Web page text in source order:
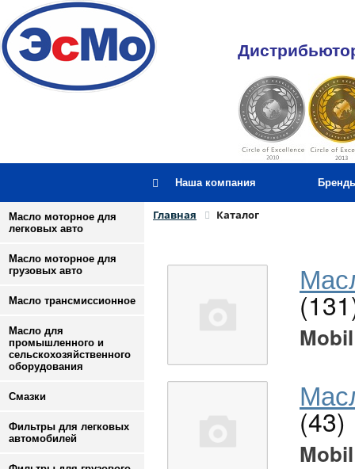
Наша компания
Масло моторное для
легковых авто
Масло моторное для
грузовых авто
Масло трансмиссионное
Масло для
промышленного и
сельскохозяйственного
оборудования
Смазки
Фильтры для легковых
автомобилей
Главная Каталог
Mobil
(43)
Mobil